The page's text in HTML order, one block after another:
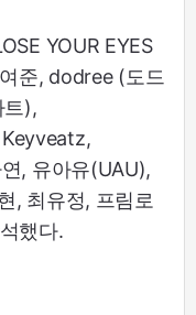
YOUR EYES
준, dodree (도드
트),
, 유아유(UAU),
, 최유정, 프림로
했다.